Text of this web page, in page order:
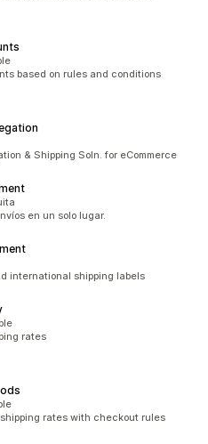
based on rules and conditions
& Shipping Soln. for eCommerce
en un solo lugar.
international shipping labels
rates
rates with checkout rules